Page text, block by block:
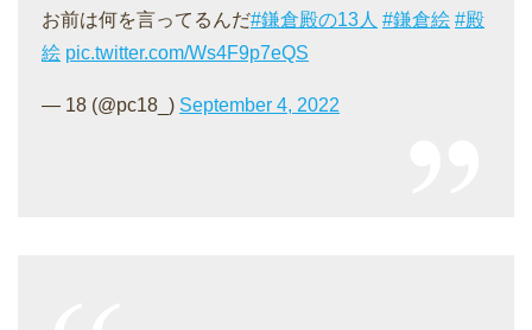
お前は何を言ってるんだ#鎌倉殿の13人 #鎌倉絵 #殿
絵 pic.twitter.com/Ws4F9p7eQS
— 18 (@pc18_) September 4, 2022